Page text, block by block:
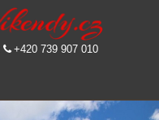
+420 739 907 010